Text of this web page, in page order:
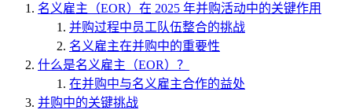
名义雇主（EOR）在 2025 年并购活动中的关键作用
并购过程中员工队伍整合的挑战
名义雇主在并购中的重要性
什么是名义雇主（EOR）？
在并购中与名义雇主合作的益处
并购中的关键挑战